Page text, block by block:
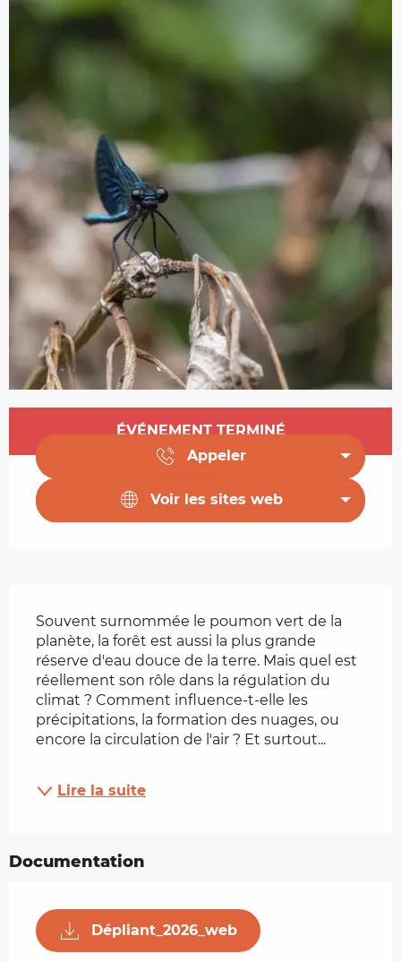
Ouverture et coordonnées
ÉVÉNEMENT TERMINÉ
Appeler
Voir les sites web
Souvent surnommée le poumon vert de la
planète, la forêt est aussi la plus grande
réserve d'eau douce de la terre. Mais quel est
réellement son rôle dans la régulation du
climat ? Comment influence-t-elle les
précipitations, la formation des nuages, ou
encore la circulation de l'air ? Et surtout...
Lire la suite
Documentation
Dépliant_2026_web